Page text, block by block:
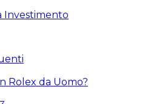
Rolex da Uomo?